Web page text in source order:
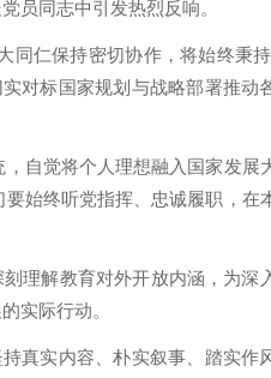
员同志中引发热烈反响。
同仁保持密切协作，将始终秉持
对标国家规划与战略部署推动
自觉将个人理想融入国家发展
始终听党指挥、忠诚履职，在
理解教育对外开放内涵，为深
实际行动。
真实内容、朴实叙事、踏实作